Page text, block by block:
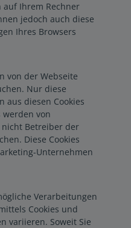
auf Ihrem Rechner
jedoch auch diese
Ihres Browsers
von der Webseite
Nur diese
aus diesen Cookies
werden von
Betreiber der
Diese Cookies
Unternehmen
Verarbeitungen
Cookies und
variieren. Soweit Sie